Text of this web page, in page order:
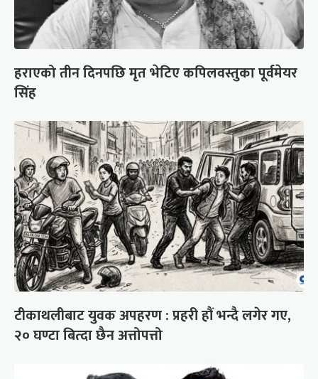
हराएको तीन दिनपछि मृत भेटिए कपिलवस्तुका पूर्वमेयर
सिंह
टीकाथलीबाट युवक अपहरण : प्रहरी हौं भन्दै लगेर गए,
२० घण्टा बित्दा छैन अत्तोपत्तो